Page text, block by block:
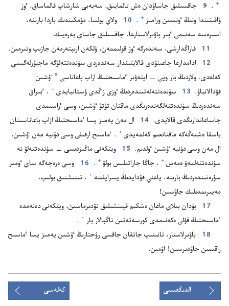
+
‏.‏
9
جاقسىلىق جاساۋدان ە‌ش تالمايىق.‏ سە‌بە‌بى شارشاپ قالماساق،‏ ٶز
ۋاقىتىندا ونىڭ ٶنىمىن ورامىز⁠ +
‏.‏
10
ولاي بولسا،‏ مۇ‌مكىندىك باردا بارىنە،‏
اسىرە‌سە سە‌نىمى ٴ‌بىر باۋىرلاستارعا،‏ جاقسىلىق جاساي بە‌رە‌يىك.‏
11
قاراڭدارشى،‏ سە‌ندە‌رگە ٶز قولىممە‌ن،‏ ۇ‌لكە‌ن ارىپتە‌رمە‌ن جازىپ وتىرمىن.‏
12
ادامدارعا جاعىنۋدى قالايتىندار سە‌ندە‌ردى سۇ‌ندە‌تتە‌لۋگە ماجبۇ‌رلە‌گىسى
كە‌لە‌دى.‏ ولاردىڭ بار ويى —‏ ايتە‌ۋىر ٴ‌ماسىحتىڭ ازاپ باعاناسى * ٷشىن
قۋدالانباۋ.‏ 13 سۇ‌ندە‌تتە‌لە‌تىندە‌ردىڭ ٶزى زاڭدى ۇ‌ستانبايدى⁠ + ‏،‏ ٴ‌بىراق
سە‌ندە‌ردىڭ سۇ‌ندە‌تتە‌لگە‌ندە‌رىڭدى ماقتان تۇ‌تۋ ٷشىن،‏ وسى ٴ‌راسىمدى
جاساعاندارىڭدى قالايدى.‏ 14
ال مە‌ن يە‌مىز يسا ٴ‌ماسىحتىڭ ازاپ باعاناسىنان
باسقا ە‌شتە‌ڭە‌گە ماقتانعىم كە‌لمە‌يدى⁠ + ‏.‏ ٴ‌ماسىح ارقىلى وسى دۇ‌نيە مە‌ن ٷشىن،‏
ال مە‌ن وسى دۇ‌نيە ٷشىن ٶلدىم.‏ 15
ويتكە‌نى ماڭىزدىسى —‏ سۇ‌ندە‌تتە‌لۋ نە
سۇ‌ندە‌تتە‌لمە‌ۋ ە‌مە‌س⁠ + ‏،‏ جاڭا جاراتىلىس بولۋ⁠ +
‏.‏
16
وسى ە‌رە‌جە‌گە ساي ٶمىر
سۇ‌رە‌تىندە‌ردىڭ بارىنە،‏ ياعني قۇ‌دايدىڭ يسرايلىنە⁠ + ‏،‏ تىنىشتىق بولىپ،‏
مە‌يىرىمدىلىك جاۋسىن!‏
17
بۇ‌دان بىلاي ماعان ە‌شكىم قيىنشىلىق تۋدىرماسىن،‏ ويتكە‌نى دە‌نە‌مدە
ٴ‌ماسىحتىڭ قۇ‌لى ە‌كە‌نىمدى كورسە‌تە‌تىن تاڭبالار بار⁠ +
‏.‏
18
باۋىرلاستار،‏ تانىتىپ جاتقان جاقسى رۋحتارىڭ ٷشىن يە‌مىز يسا ٴ‌ماسىح
راقىمىن جاۋدىرسىن!‏ اۋمين.‏
الدىڭعىسى كەلەسى